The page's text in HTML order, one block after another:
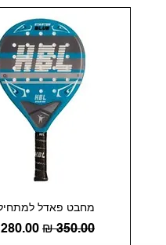
מחבט פאדל
מחיר רגיל מחיר